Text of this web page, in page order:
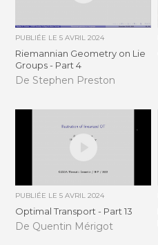
PUBLIÉE LE5 AVRIL 2024
Riemannian Geometry on Lie
Groups - Part 4
De Stephen Preston
PUBLIÉE LE5 AVRIL 2024
Optimal Transport - Part 13
De Quentin Mérigot